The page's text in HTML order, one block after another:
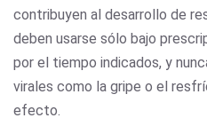
contribuyen al desarrollo de
deben usarse sólo bajo
por el tiempo indicados, y
virales como la gripe o el
efecto.